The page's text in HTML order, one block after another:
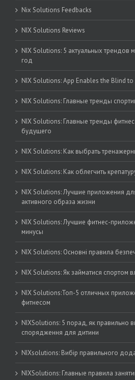
Nix Solutions Feedbacks
NIX Solutions Reviews
NIX Solutions: 5 актуальных трендов
год
NIX Solutions: App Enables the Blind to
NIX Solutions: Главные тренды
NIX Solutions: Главные тренды
будущего
NIX Solutions: Как выбрать
NIX Solutions: Как облегчить
NIX Solutions: Лучшие приложения
активного образа жизни
NIX Solutions: Лучшие фитнес-
минусы
NIX Solutions: Основні правила
NIX Solutions: Як займатися спортом
NIX Solutions:Топ-5 отличных
фитнесом
NIXSolutions: 5 порад, як правильно
спорядження для дитини
NIXsolutions: Вибір правильного
NIXSolutions: Главные правила